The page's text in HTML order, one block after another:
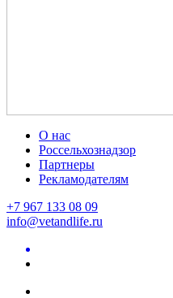
О нас
Россельхознадзор
Партнеры
Рекламодателям
+7 967 133 08 09
info@vetandlife.ru